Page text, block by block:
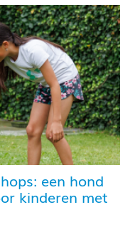
een hond
kinderen met